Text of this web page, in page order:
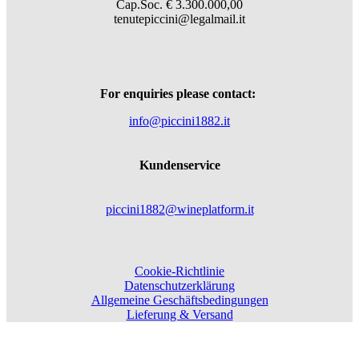
Cap.Soc. € 3.300.000,00
tenutepiccini@legalmail.it
For enquiries please contact:
info@piccini1882.it
Kundenservice
piccini1882@wineplatform.it
Cookie-Richtlinie
Datenschutzerklärung
Allgemeine Geschäftsbedingungen
Lieferung & Versand